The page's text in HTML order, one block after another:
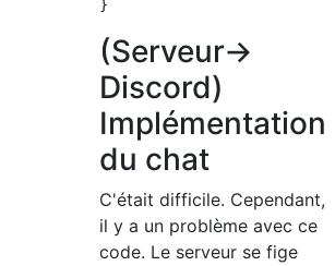
(Serveur->
Discord)
Implémentation
du chat
C'était difficile. Cependant,
il y a un problème avec ce
code. Le serveur se fige